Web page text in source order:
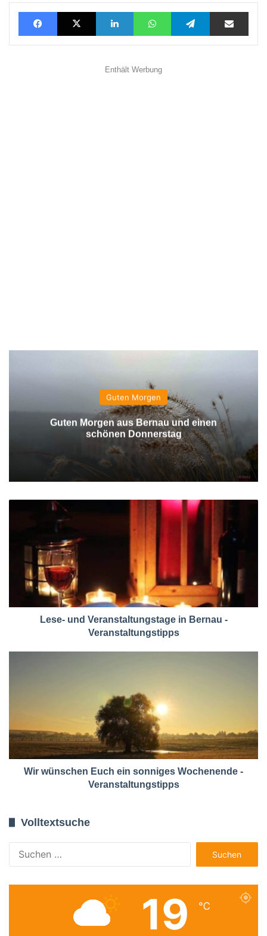
FacebookX LinkedInWhatsAppTelegramTeilen via E-Mail
Enthält Werbung
Guten Morgen
Guten Morgen aus Bernau und einen
schönen Donnerstag
Lese- und Veranstaltungstage in Bernau -
Veranstaltungstipps
Wir wünschen Euch ein sonniges Wochenende -
Veranstaltungstipps
Volltextsuche
nach:
19 ℃